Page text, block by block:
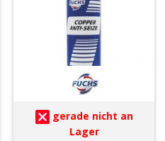
gerade nicht an
Lager